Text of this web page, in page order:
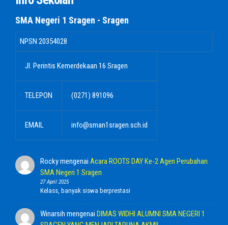
SMA Negeri 1 Sragen - Sragen
NPSN 20354028
Jl. Perintis Kemerdekaan 16 Sragen
TELEPON (0271) 891096
EMAIL info@sman1sragen.sch.id
Rockymengenai Acara ROOTS DAY Ke-2 Agen Perubahan
SMA Negeri 1 Sragen
27 April 2025
Kelass, banyak siswa berprestasi
Winarsih mengenai DIMAS WIDHI ALUMNI SMA NEGERI 1